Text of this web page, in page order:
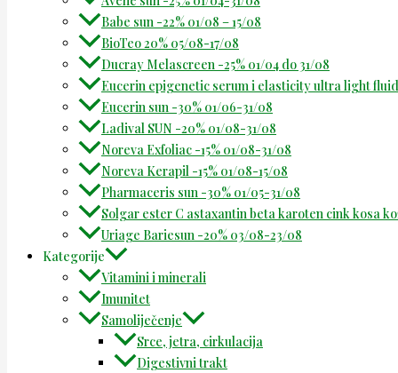
Babe sun -22% 01/08 – 15/08
BioTeo 20% 05/08-17/08
Ducray Melascreen -25% 01/04 do 31/08
Eucerin epigenetic serum i elasticity ultra light
Eucerin sun -30% 01/06-31/08
Ladival SUN -20% 01/08-31/08
Noreva Exfoliac -15% 01/08-31/08
Noreva Kerapil -15% 01/08-15/08
Pharmaceris sun -30% 01/05-31/08
Solgar ester C astaxantin beta karoten cink kosa
Uriage Bariesun -20% 03/08-23/08
Kategorije
Vitamini i minerali
Imunitet
Samoliječenje
Srce, jetra, cirkulacija
Digestivni trakt